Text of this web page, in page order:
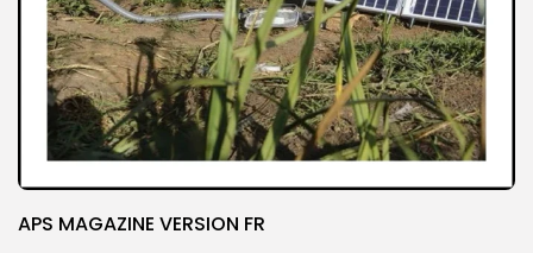
APS MAGAZINE VERSION FR